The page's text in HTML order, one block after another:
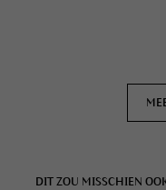
DIT ZOU MISSCHIEN